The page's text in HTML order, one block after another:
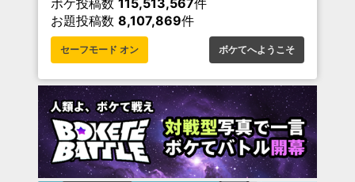
ボケ投稿数 115,513,567件
お題投稿数 8,107,869件
セーフモード オン ボケてへようこそ